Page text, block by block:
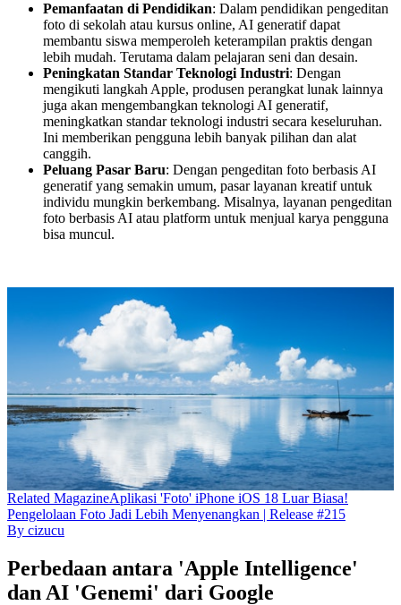
Pemanfaatan di Pendidikan: Dalam pendidikan pengeditan
foto di sekolah atau kursus online, AI generatif dapat
membantu siswa memperoleh keterampilan praktis dengan
lebih mudah. Terutama dalam pelajaran seni dan desain.
Peningkatan Standar Teknologi Industri: Dengan
mengikuti langkah Apple, produsen perangkat lunak lainnya
juga akan mengembangkan teknologi AI generatif,
meningkatkan standar teknologi industri secara keseluruhan.
Ini memberikan pengguna lebih banyak pilihan dan alat
canggih.
Peluang Pasar Baru: Dengan pengeditan foto berbasis AI
generatif yang semakin umum, pasar layanan kreatif untuk
individu mungkin berkembang. Misalnya, layanan pengeditan
foto berbasis AI atau platform untuk menjual karya pengguna
bisa muncul.
Related MagazineAplikasi 'Foto' iPhone iOS 18 Luar Biasa!
Pengelolaan Foto Jadi Lebih Menyenangkan | Release #215
By cizucu
Perbedaan antara 'Apple Intelligence'
dan AI 'Genemi' dari Google